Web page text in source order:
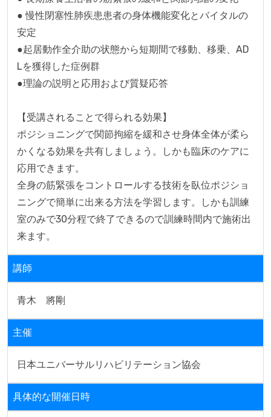
● 慢性閉塞性肺疾患患者の身体機能変化とバイタルの
安定
●起居動作全介助の状態から短期間で移動、移乗、AD
Lを獲得した症例群
●理論の説明と応用および質疑応答
【受講されることで得られる効果】
ポジショニングで関節拘縮を緩和させ身体全体が柔ら
かくなる効果を共有しましょう。しかも臨床のケアに
応用できます。
全身の筋緊張をコントロールする技術を臥位ポジショ
ニングで簡単に出来る方法を学習します。しかも訓練
室のみで30分程で終了できるので訓練時間内で施術出
来ます。
講師
青木　將剛
主催
日本ユニバーサルリハビリテーション協会
具体的な開催日時